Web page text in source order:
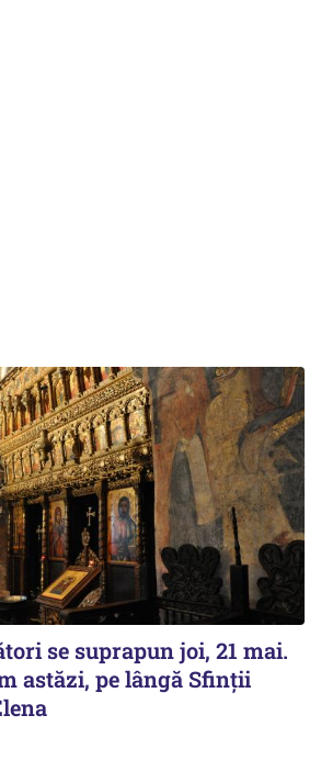
se suprapun joi, 21 mai.
astăzi, pe lângă Sfinții